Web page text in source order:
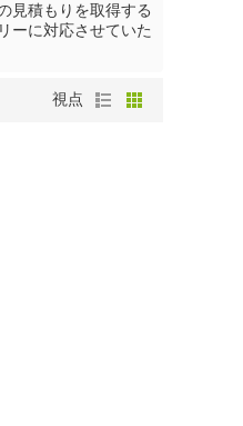
見積もりを取得する
ーに対応させていた
視点